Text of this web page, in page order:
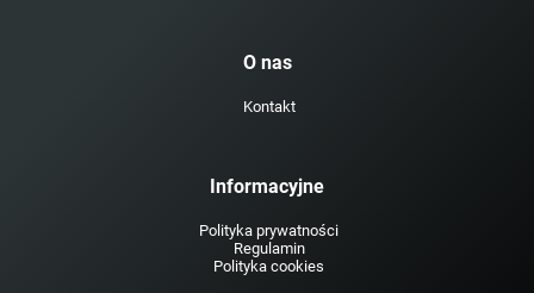
O nas
Kontakt
Informacyjne
Polityka prywatności
Regulamin
Polityka cookies